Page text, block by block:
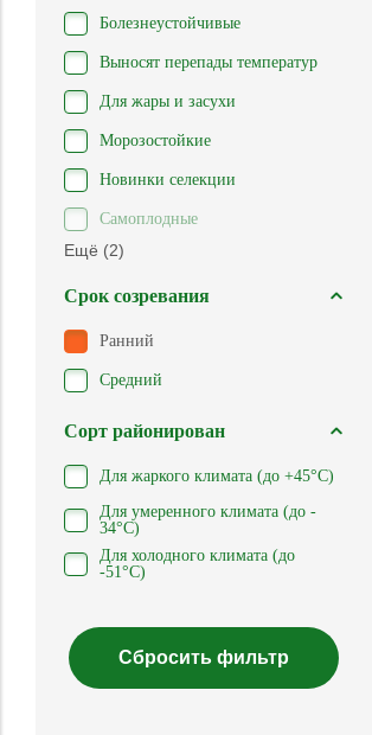
Болезнеустойчивые
Выносят перепады температур
Для жары и засухи
Морозостойкие
Новинки селекции
Самоплодные
Ещё (2)
Срок созревания
Ранний
Средний
Сорт районирован
Для жаркого климата (до +45°С)
Для умеренного климата (до -
34°С)
Для холодного климата (до
-51°С)